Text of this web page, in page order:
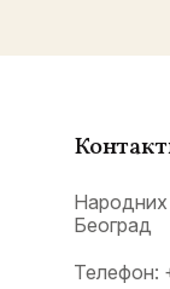
Народних
Београд
Телефон: